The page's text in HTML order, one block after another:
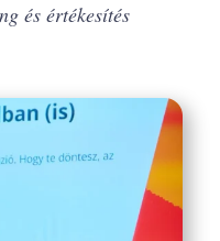
és értékesítés